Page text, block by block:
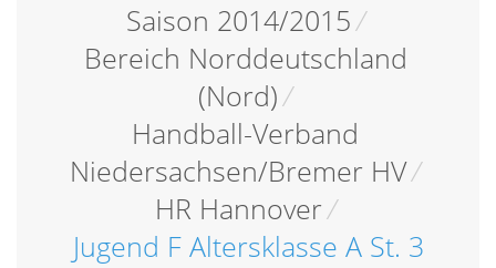
Saison 2014/2015/
Bereich Norddeutschland
(Nord)/
Handball-Verband
Niedersachsen/Bremer HV/
HR Hannover/
Jugend F Altersklasse A St. 3